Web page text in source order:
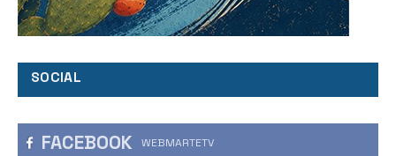
SOCIAL
FACEBOOK WEBMARTETV